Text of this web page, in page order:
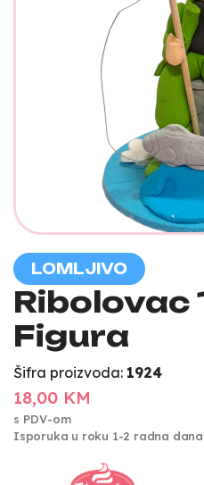
LOMLJIVO
Ribolovac
Figura
Šifra proizvoda: 1924
18,00 KM
s PDV-om
Isporuka u roku 1-2 radna dana